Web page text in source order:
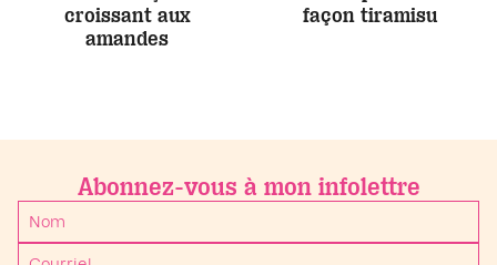
croissant aux
amandes
façon tiramisu
Abonnez-vous à mon infolettre